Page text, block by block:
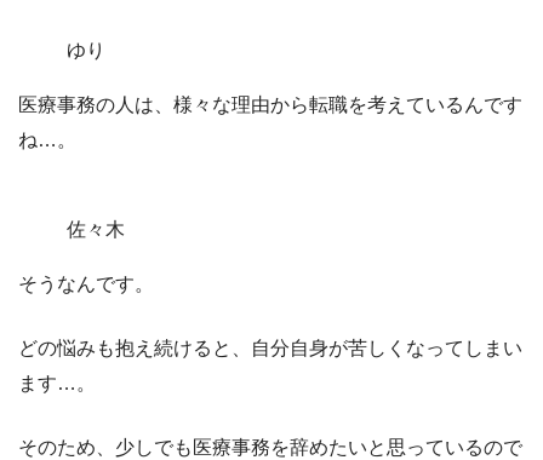
ゆり
医療事務の人は、様々な理由から転職を考えているんです
ね…。
佐々木
そうなんです。
どの悩みも抱え続けると、自分自身が苦しくなってしまい
ます…。
そのため、少しでも医療事務を辞めたいと思っているので